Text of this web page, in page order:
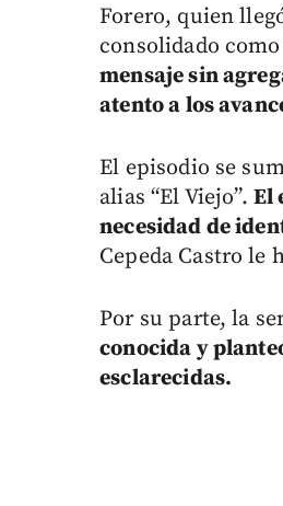
Forero, quien
consolidado
mensaje sin
atento a los
El episodio se
alias “El Viejo”. El
necesidad de
Cepeda Castro le
Por su parte, la
conocida y
esclarecidas.